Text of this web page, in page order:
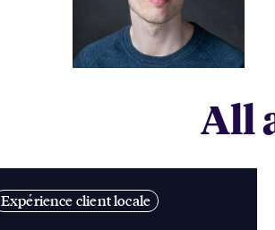
All
Expérience client locale